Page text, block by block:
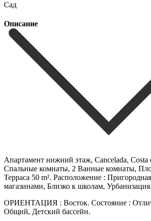
Сад
Описание
Апартамент нижний этаж, Cancelada, Costa
Спальные комнаты, 2 Ванные комнаты,
Терраса 50 m². Расположение :
магазинами, Близко к школам, Урбанизация.
ОРИЕНТАЦИЯ : Восток. Состояние :
Общий, Детский бассейн.